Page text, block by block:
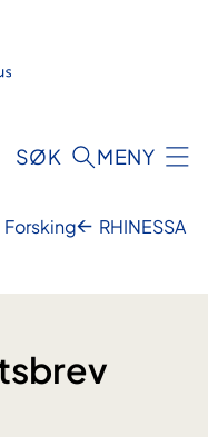
SØK MENY
Forsking
RHINESSA